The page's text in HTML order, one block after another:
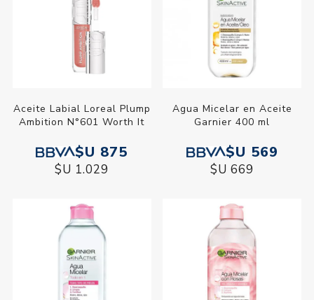
Aceite Labial Loreal Plump
Ambition N°601 Worth It
$U 875
$U 1.029
Agua Micelar en Aceite
Garnier 400 ml
$U 569
$U 669